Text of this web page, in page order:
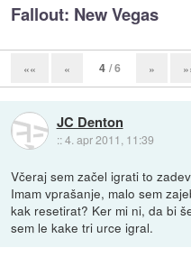
Fallout: New Vegas
«« « 4 / 6 »
JC Denton
::4. apr 2011, 11:39
Včeraj sem začel igrati to
Imam vprašanje, malo sem
kak resetirat? Ker mi ni, da bi
sem le kake tri urce igral.